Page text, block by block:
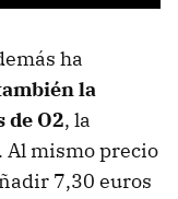
ha
la
de O2, la
Al mismo precio
7,30 euros